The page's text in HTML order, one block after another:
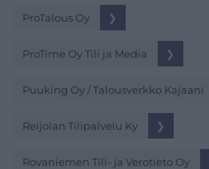
ProTalous Oy ❯
ProTime Oy Tili ja Media ❯
Puuking Oy / Talousverkko Kajaani
Reijolan Tilipalvelu Ky ❯
Rovaniemen Tili- ja Verotieto Oy